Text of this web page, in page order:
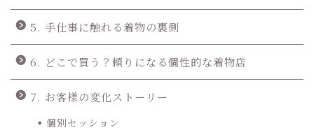
5. 手仕事に触れる着物の裏側
6. どこで買う？頼りになる個性的な着物店
7. お客様の変化ストーリー
個別セッション